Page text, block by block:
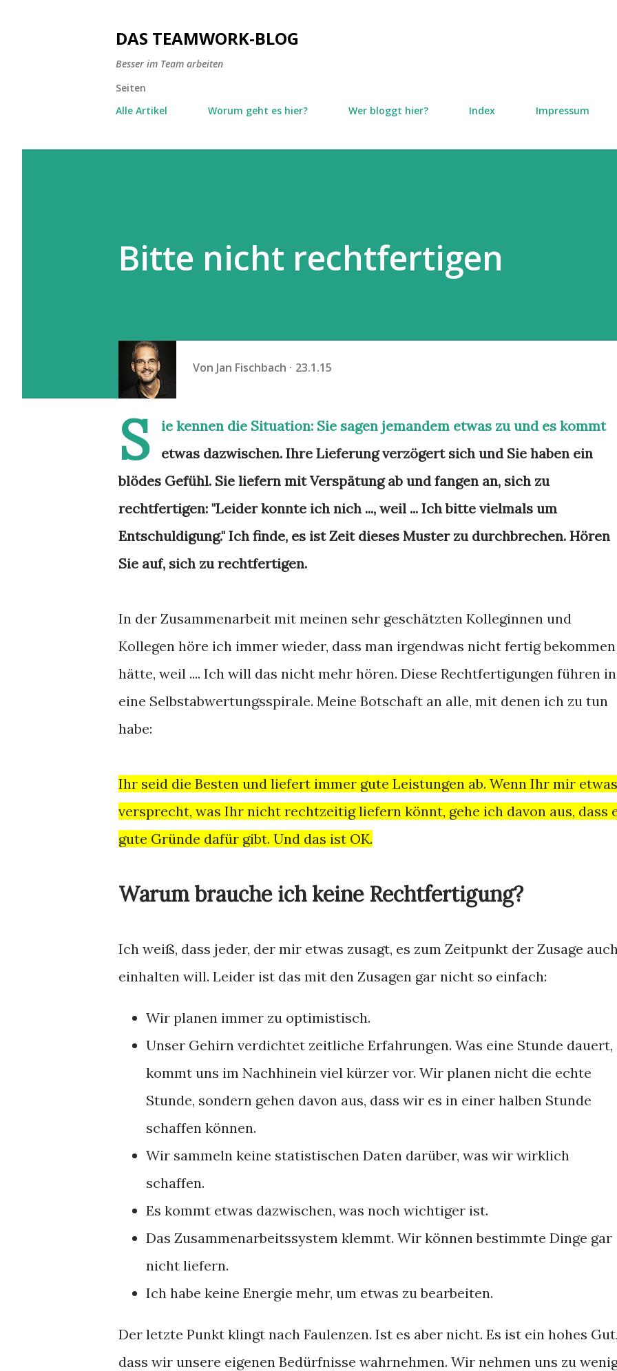
DAS TEAMWORK-BLOG
Besser im Team arbeiten
Seiten
Alle Artikel
Worum geht es hier? Wer bloggt hier? Index Impressum
Bitte nicht rechtfertigen
Von Jan Fischbach 23.1.15
S
ie kennen die Situation: Sie sagen jemandem etwas zu und es kommt
etwas dazwischen. Ihre Lieferung verzögert sich und Sie haben ein
blödes Gefühl. Sie liefern mit Verspätung ab und fangen an, sich zu
rechtfertigen: "Leider konnte ich nich ..., weil ... Ich bitte vielmals um
Entschuldigung." Ich finde, es ist Zeit dieses Muster zu durchbrechen. Hören
Sie auf, sich zu rechtfertigen.
In der Zusammenarbeit mit meinen sehr geschätzten Kolleginnen und
Kollegen höre ich immer wieder, dass man irgendwas nicht fertig bekommen
hätte, weil .... Ich will das nicht mehr hören. Diese Rechtfertigungen führen in
eine Selbstabwertungsspirale. Meine Botschaft an alle, mit denen ich zu tun
habe:
Ihr seid die Besten und liefert immer gute Leistungen ab. Wenn Ihr mir etwas
versprecht, was Ihr nicht rechtzeitig liefern könnt, gehe ich davon aus, dass
gute Gründe dafür gibt. Und das ist OK.
Warum brauche ich keine Rechtfertigung?
Ich weiß, dass jeder, der mir etwas zusagt, es zum Zeitpunkt der Zusage
einhalten will. Leider ist das mit den Zusagen gar nicht so einfach:
Wir planen immer zu optimistisch.
Unser Gehirn verdichtet zeitliche Erfahrungen. Was eine Stunde dauert,
kommt uns im Nachhinein viel kürzer vor. Wir planen nicht die echte
Stunde, sondern gehen davon aus, dass wir es in einer halben Stunde
schaffen können.
Wir sammeln keine statistischen Daten darüber, was wir wirklich
schaffen.
Es kommt etwas dazwischen, was noch wichtiger ist.
Das Zusammenarbeitssystem klemmt. Wir können bestimmte Dinge gar
nicht liefern.
Ich habe keine Energie mehr, um etwas zu bearbeiten.
Der letzte Punkt klingt nach Faulenzen. Ist es aber nicht. Es ist ein hohes
dass wir unsere eigenen Bedürfnisse wahrnehmen. Wir nehmen uns zu